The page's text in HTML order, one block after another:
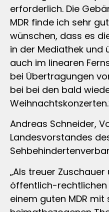
erforderlich. Die
MDR finde ich sehr
wünschen, dass es
in der Mediathek und
auch im linearen
bei Übertragungen
bei bei den bald
Andreas Schneider,
Landesvorstandes
„Als treuer
öffentlich-rechtlichen
einem guten MDR mit